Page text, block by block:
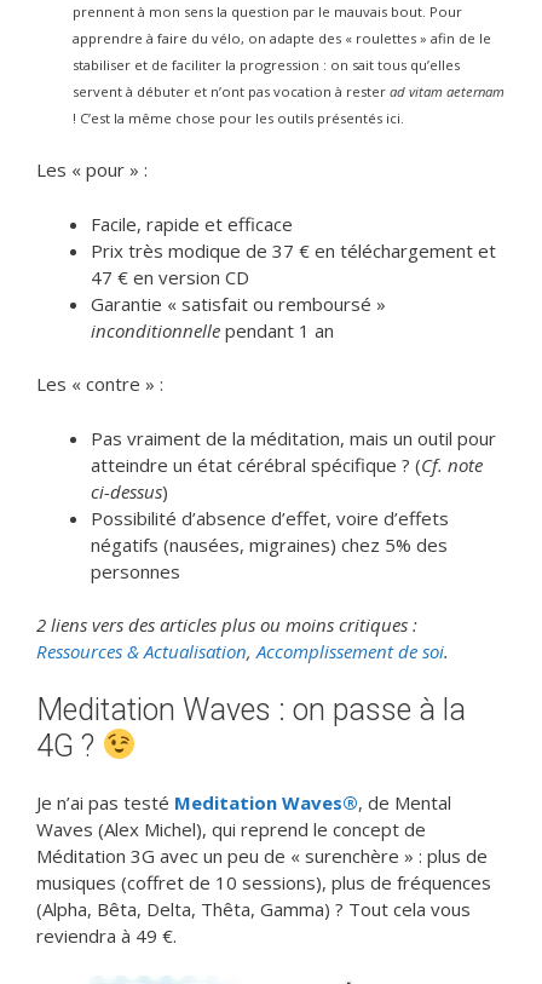
prennent à mon sens la question par le mauvais bout. Pour
apprendre à faire du vélo, on adapte des « roulettes » afin de le
stabiliser et de faciliter la progression : on sait tous qu’elles
servent à débuter et n’ont pas vocation à rester ad vitam aeternam
! C’est la même chose pour les outils présentés ici.
Les « pour » :
Facile, rapide et efficace
Prix très modique de 37 € en téléchargement et
47 € en version CD
Garantie « satisfait ou remboursé »
inconditionnelle pendant 1 an
Les « contre » :
Pas vraiment de la méditation, mais un outil pour
atteindre un état cérébral spécifique ? (Cf. note
ci-dessus)
Possibilité d’absence d’effet, voire d’effets
négatifs (nausées, migraines) chez 5% des
personnes
2 liens vers des articles plus ou moins critiques :
Ressources & Actualisation,Accomplissement de soi.
Meditation Waves : on passe à la
4G ?
Je n’ai pas testé Meditation Waves®, de Mental
Waves (Alex Michel), qui reprend le concept de
Méditation 3G avec un peu de « surenchère » : plus de
musiques (coffret de 10 sessions), plus de fréquences
(Alpha, Bêta, Delta, Thêta, Gamma) ? Tout cela vous
reviendra à 49 €.